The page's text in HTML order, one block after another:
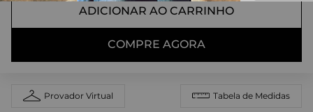
ADICIONAR AO CARRINHO
COMPRE AGORA
Provador Virtual Tabela de Medidas